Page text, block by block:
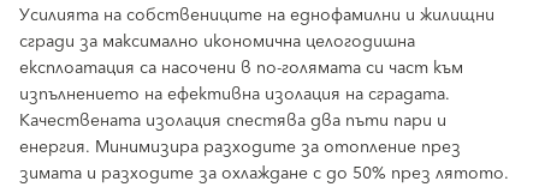
Усилията на собствениците на еднофамилни и жилищни
сгради за максимално икономична целогодишна
експлоатация са насочени в по-голямата си част към
изпълнението на ефективна изолация на сградата.
Качествената изолация спестява два пъти пари и
енергия. Минимизира разходите за отопление през
зимата и разходите за охлаждане с до 50% през лятото.